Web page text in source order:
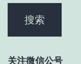
关注微信公号